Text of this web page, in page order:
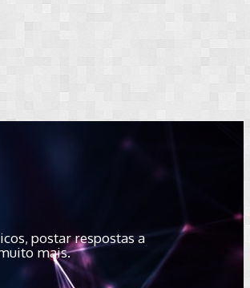
postar respostas a
mais.